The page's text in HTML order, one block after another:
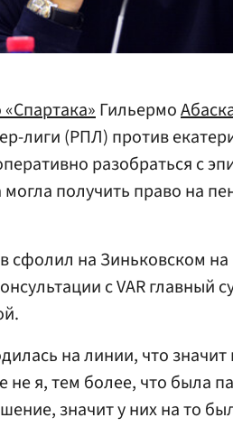
Гильермо
лиги (РПЛ) против
разобраться с
получить право на
сфолил на Зиньковском на
с VAR главный
на линии, что
я, тем более, что была
значит у них на то